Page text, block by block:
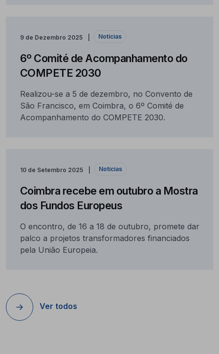
9 de Dezembro 2025 Notícias
6º Comité de Acompanhamento do
COMPETE 2030
Realizou-se a 5 de dezembro, no Convento de
São Francisco, em Coimbra, o 6º Comité de
Acompanhamento do COMPETE 2030.
10 de Setembro 2025 Notícias
Coimbra recebe em outubro a Mostra
dos Fundos Europeus
O encontro, de 16 a 18 de outubro, promete dar
palco a projetos transformadores financiados
pela União Europeia.
Ver todos